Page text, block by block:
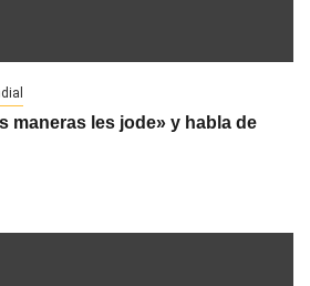
maneras les jode» y habla de